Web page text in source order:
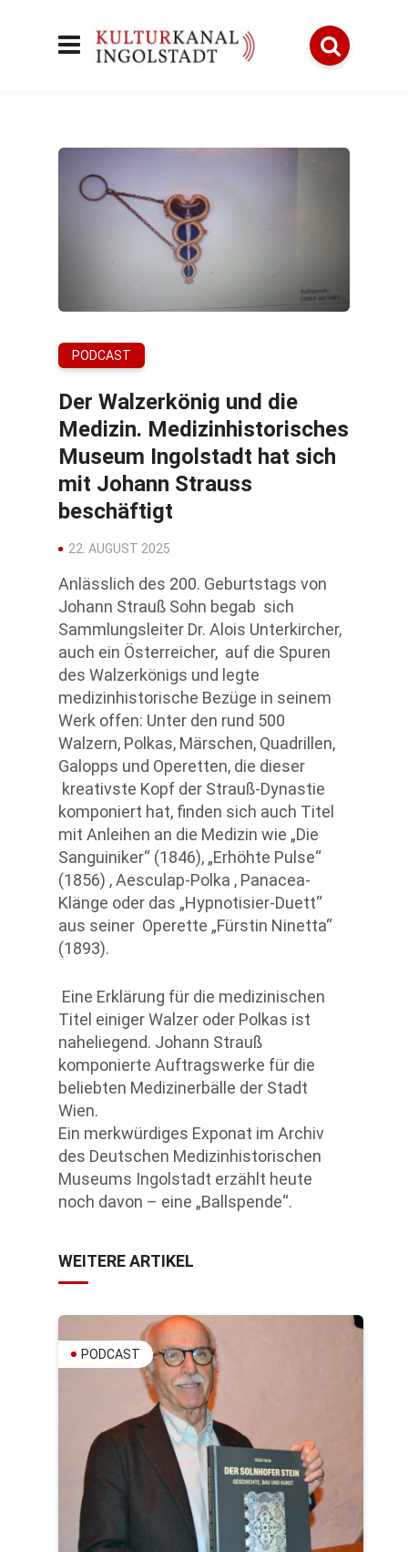
PODCAST
Der Walzerkönig und die
Medizin. Medizinhistorisches
Museum Ingolstadt hat sich
mit Johann Strauss
beschäftigt
22. AUGUST 2025
Anlässlich des 200. Geburtstags von
Johann Strauß Sohn begab sich
Sammlungsleiter Dr. Alois Unterkircher,
auch ein Österreicher, auf die Spuren
des Walzerkönigs und legte
medizinhistorische Bezüge in seinem
Werk offen: Unter den rund 500
Walzern, Polkas, Märschen, Quadrillen,
Galopps und Operetten, die dieser
kreativste Kopf der Strauß-Dynastie
komponiert hat, finden sich auch Titel
mit Anleihen an die Medizin wie „Die
Sanguiniker“ (1846), „Erhöhte Pulse“
(1856) , Aesculap-Polka , Panacea-
Klänge oder das „Hypnotisier-Duett“
aus seiner Operette „Fürstin Ninetta“
(1893).
Eine Erklärung für die medizinischen
Titel einiger Walzer oder Polkas ist
naheliegend. Johann Strauß
komponierte Auftragswerke für die
beliebten Medizinerbälle der Stadt
Wien.
Ein merkwürdiges Exponat im Archiv
des Deutschen Medizinhistorischen
Museums Ingolstadt erzählt heute
noch davon – eine „Ballspende“.
WEITERE ARTIKEL
PODCAST